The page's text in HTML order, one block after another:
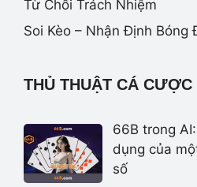
Từ Chối Trách Nhiệm
Soi Kèo – Nhận Định Bóng
THỦ THUẬT CÁ CƯỢC
66B trong
dụng của
số